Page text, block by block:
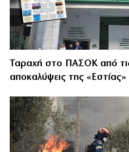
Ταραχή στο ΠΑΣΟΚ από
αποκαλύψεις της «Εστίας»